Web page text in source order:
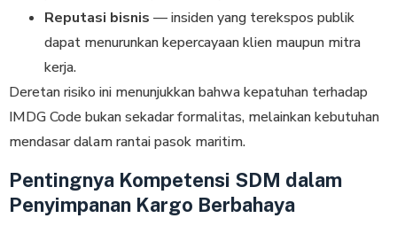
Reputasi bisnis — insiden yang terekspos publik
dapat menurunkan kepercayaan klien maupun mitra
kerja.
Deretan risiko ini menunjukkan bahwa kepatuhan terhadap
IMDG Code bukan sekadar formalitas, melainkan kebutuhan
mendasar dalam rantai pasok maritim.
Pentingnya Kompetensi SDM dalam
Penyimpanan Kargo Berbahaya